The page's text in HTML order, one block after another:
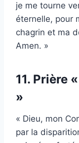
je me tourne
éternelle, pour
chagrin et ma
Amen. »
11. Prière
»
« Dieu, mon
par la